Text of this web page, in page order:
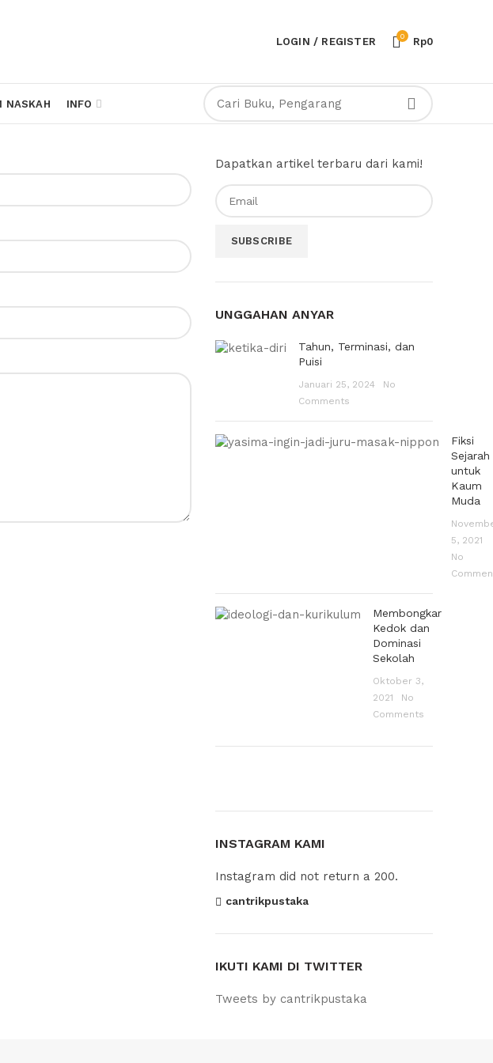
LOGIN / REGISTER 0 Rp0
NASKAH INFO
Dapatkan artikel terbaru dari kami!
UNGGAHAN ANYAR
Tahun, Terminasi, dan
Puisi
Januari 25, 2024
No
Comments
Fiksi
Sejarah
untuk
Kaum
Muda
5, 2021
No
Membongkar
Kedok dan
Dominasi
Sekolah
Oktober 3,
2021
No
Comments
INSTAGRAM KAMI
Instagram did not return a 200.
cantrikpustaka
IKUTI KAMI DI TWITTER
Tweets by cantrikpustaka